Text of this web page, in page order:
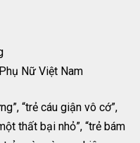
Nữ Việt Nam
“trẻ cáu giận vô cớ”,
thất bại nhỏ”, “trẻ bám